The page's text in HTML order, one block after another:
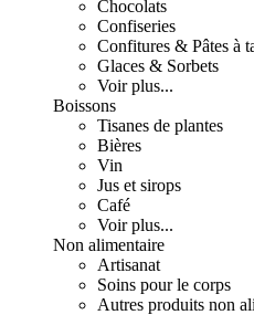
Chocolats
Confiseries
Confitures & Pâtes à
Glaces & Sorbets
Voir plus...
Boissons
Tisanes de plantes
Bières
Vin
Jus et sirops
Café
Voir plus...
Non alimentaire
Artisanat
Soins pour le corps
Autres produits non